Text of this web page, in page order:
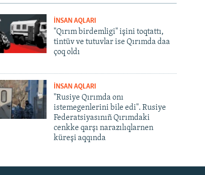
İNSAN AQLARI
"Qırım birdemligi" işini toqtattı,
tintüv ve tutuvlar ise Qırımda daa
çoq oldı
İNSAN AQLARI
"Rusiye Qırımda onı
istemegenlerini bile edi". Rusiye
Federatsiyasınıñ Qırımdaki
cenkke qarşı narazılıqlarnen
küreşi aqqında